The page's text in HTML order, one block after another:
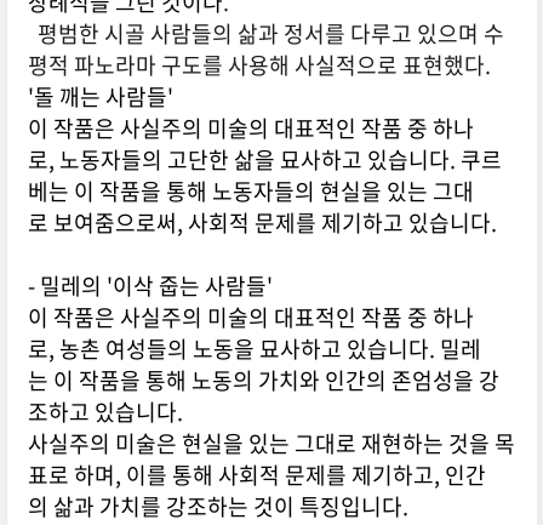
평범한 시골 사람들의 삶과 정서를 다루고 있으며 수
평적 파노라마 구도를 사용해 사실적으로 표현했다.
'돌 깨는 사람들'
이 작품은 사실주의 미술의 대표적인 작품 중 하나
로, 노동자들의 고단한 삶을 묘사하고 있습니다. 쿠르
베는 이 작품을 통해 노동자들의 현실을 있는 그대
로 보여줌으로써, 사회적 문제를 제기하고 있습니다.
- 밀레의 '이삭 줍는 사람들'
이 작품은 사실주의 미술의 대표적인 작품 중 하나
로, 농촌 여성들의 노동을 묘사하고 있습니다. 밀레
는 이 작품을 통해 노동의 가치와 인간의 존엄성을 강
조하고 있습니다.
사실주의 미술은 현실을 있는 그대로 재현하는 것을 목
표로 하며, 이를 통해 사회적 문제를 제기하고, 인간
의 삶과 가치를 강조하는 것이 특징입니다.